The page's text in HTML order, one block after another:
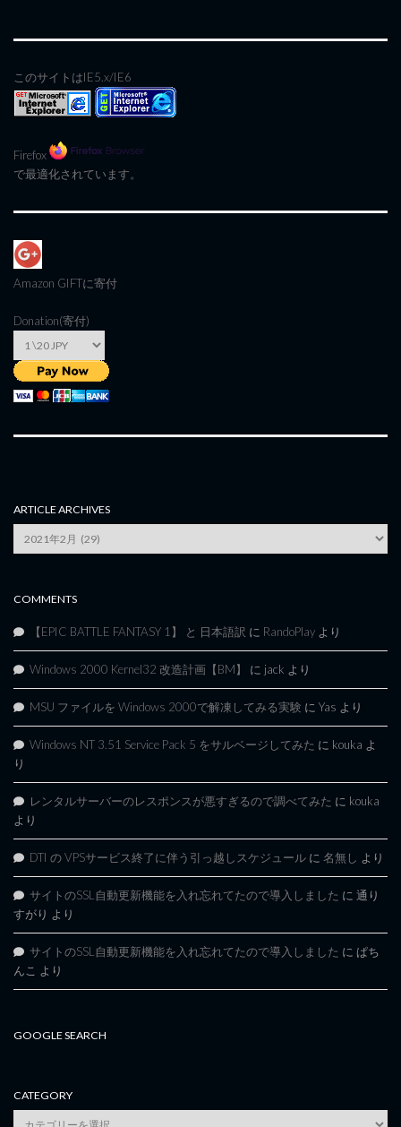
このサイトはIE5.x/IE6
Firefox
で最適化されています。
Amazon GIFTに寄付
Donation(寄付)
ARTICLE ARCHIVES
Archives
COMMENTS
【EPIC BATTLE FANTASY 1】 と 日本語訳 に RandoPlay より
Windows 2000 Kernel32 改造計画【BM】 に jack より
MSU ファイルを Windows 2000で解凍してみる実験 に Yas より
Windows NT 3.51 Service Pack 5 をサルベージしてみた に kouka よ
り
レンタルサーバーのレスポンスが悪すぎるので調べてみた に kouka
より
DTI の VPSサービス終了に伴う引っ越しスケジュール に 名無し より
サイトのSSL自動更新機能を入れ忘れてたので導入しました に 通り
すがり より
サイトのSSL自動更新機能を入れ忘れてたので導入しました に ぱち
んこ より
GOOGLE SEARCH
CATEGORY
category